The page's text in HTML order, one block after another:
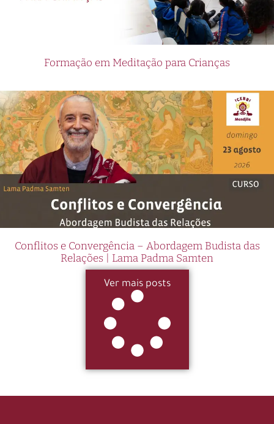
Formação em Meditação para Crianças
Conflitos e Convergência – Abordagem Budista das
Relações | Lama Padma Samten
Ver mais posts